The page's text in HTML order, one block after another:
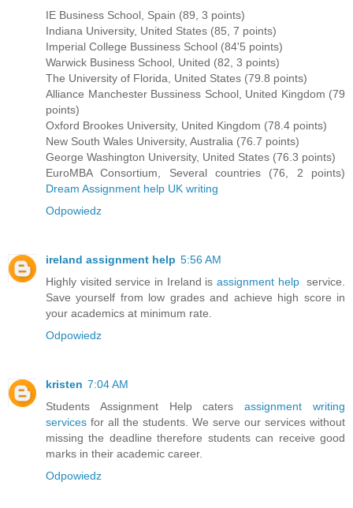
IE Business School, Spain (89, 3 points)
Indiana University, United States (85, 7 points)
Imperial College Bussiness School (84'5 points)
Warwick Business School, United (82, 3 points)
The University of Florida, United States (79.8 points)
Alliance Manchester Bussiness School, United Kingdom (79
points)
Oxford Brookes University, United Kingdom (78.4 points)
New South Wales University, Australia (76.7 points)
George Washington University, United States (76.3 points)
EuroMBA Consortium, Several countries (76, 2 points)
Dream Assignment help UK writing
Odpowiedz
ireland assignment help 5:56 AM
Highly visited service in Ireland is assignment help service.
Save yourself from low grades and achieve high score in
your academics at minimum rate.
Odpowiedz
kristen 7:04 AM
Students Assignment Help catersassignment writing
services for all the students. We serve our services without
missing the deadline therefore students can receive good
marks in their academic career.
Odpowiedz